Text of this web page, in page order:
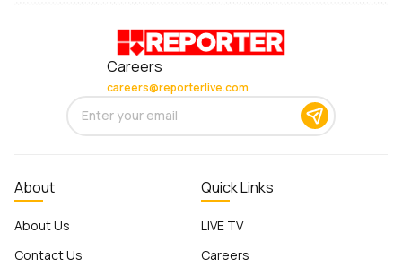
Careers
careers@reporterlive.com
About
About Us
Contact Us
Quick Links
LIVE TV
Careers